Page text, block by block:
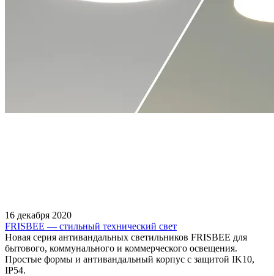
16 декабря 2020
FRISBEE — стильный технический свет
Новая серия антивандальных светильников FRISBEE для
бытового, коммунального и коммерческого освещения.
Простые формы и антивандальный корпус с защитой IK10,
IP54.